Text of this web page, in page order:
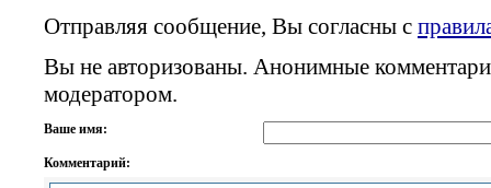
Отправляя сообщение, Вы согласны с
Вы не авторизованы. Анонимные
модератором.
Ваше имя:
Комментарий: